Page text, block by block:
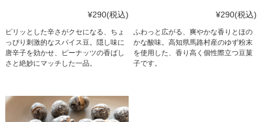
¥290(税込)
ピリッとした辛さがクセになる、ちょ
っぴり刺激的なスパイス豆。隠し味に
唐辛子を効かせ、ピーナッツの香ばし
さと絶妙にマッチした一品。
¥290(税込)
ふわっと広がる、爽やかな香りとほの
かな酸味。高知県馬路村産のゆず粉末
を使用した、香り高く個性際立つ豆菓
子です。